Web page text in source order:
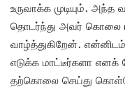
உருவாக்க முடியும். அந்த
தொடர்ந்து அவர் கொலை
வாழ்த்துகிறேன்.
எடுக்க மாட்டீர்களா எனக்
தற்கொலை செய்து